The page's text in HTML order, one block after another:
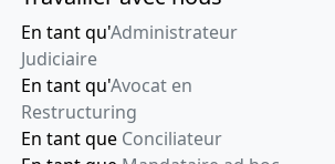
En tant qu'Administrateur
Judiciaire
En tant qu'Avocat en
Restructuring
En tant que Conciliateur